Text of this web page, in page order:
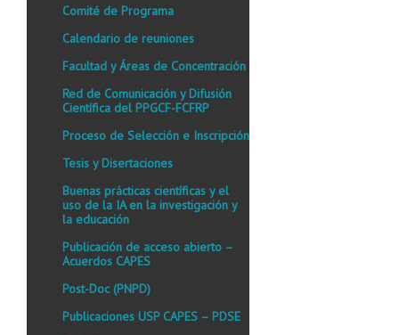
Comité de Programa
Calendario de reuniones
Facultad y Áreas de Concentración
Red de Comunicación y Difusión
Científica del PPGCF-FCFRP
Proceso de Selección e Inscripción
Tesis y Disertaciones
Buenas prácticas científicas y el
uso de la IA en la investigación y
la educación
Publicación de acceso abierto –
Acuerdos CAPES
Post-Doc (PNPD)
Publicaciones USP CAPES – PDSE